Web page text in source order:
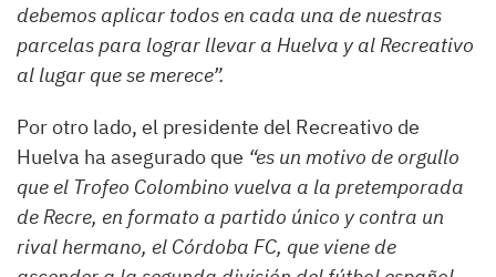
debemos aplicar todos en cada una de nuestras
parcelas para lograr llevar a Huelva y al Recreativo
al lugar que se merece”.
Por otro lado, el presidente del Recreativo de
Huelva ha asegurado que “es un motivo de orgullo
que el Trofeo Colombino vuelva a la pretemporada
de Recre, en formato a partido único y contra un
rival hermano, el Córdoba FC, que viene de